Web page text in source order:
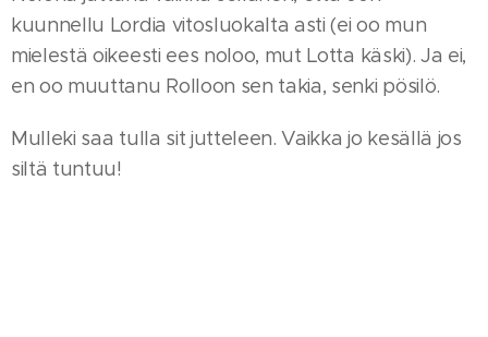
kuunnellu Lordia vitosluokalta asti (ei oo mun
mielestä oikeesti ees noloo, mut Lotta käski). Ja ei,
en oo muuttanu Rolloon sen takia, senki pösilö.
Mulleki saa tulla sit jutteleen. Vaikka jo kesällä jos
siltä tuntuu!